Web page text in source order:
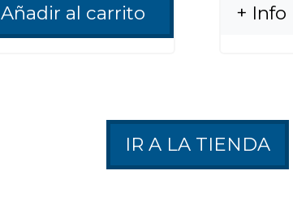
Añadir al carrito + Info
IR A LA TIENDA